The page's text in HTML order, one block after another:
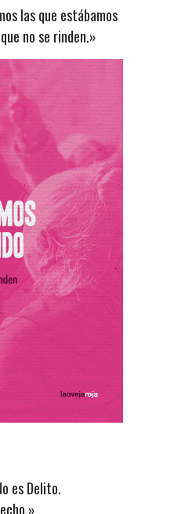
las que estábamos
no se rinden.»
es Delito.